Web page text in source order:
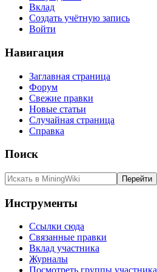
Вклад
Создать учётную запись
Войти
Навигация
Заглавная страница
Форум
Свежие правки
Новые статьи
Случайная страница
Справка
Поиск
Инструменты
Ссылки сюда
Связанные правки
Вклад участника
Журналы